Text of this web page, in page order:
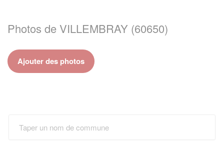
Photos de VILLEMBRAY (60650)
Ajouter des photos